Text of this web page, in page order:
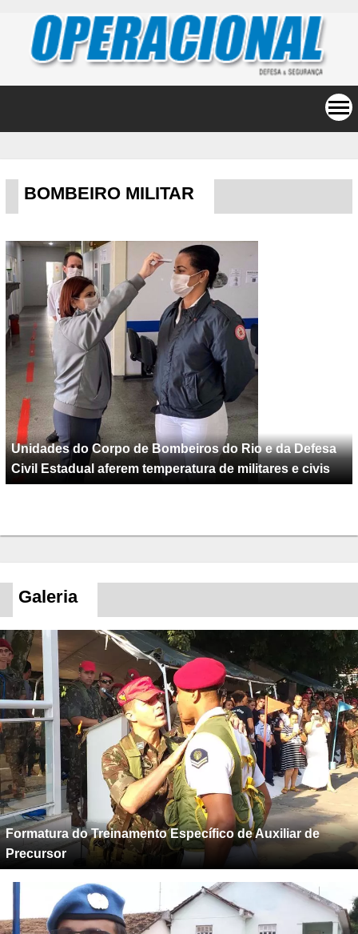
BOMBEIRO MILITAR
Unidades do Corpo de Bombeiros do Rio e da Defesa
Civil Estadual aferem temperatura de militares e civis
Galeria
Formatura do Treinamento Específico de Auxiliar de
Precursor